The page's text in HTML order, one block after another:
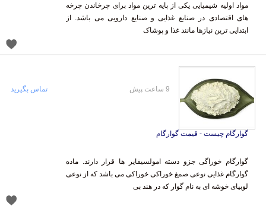
مواد اولیه شیمیایی یکی از پایه ترین مواد برای چرخاندن چرخه
های اقتصادی در صنایع غذایی و صنایع دارویی می باشد. از
ابتدایی ترین نیازها مانند غذا و پوشاک
گوارگام چیست - قیمت گوارگام
گوارگام خوراگی جزو دسته امولسیفایر ها قرار دارند. ماده
گوارگام غذایی نوعی صمغ خوراکی خوراکی می باشد که از نوعی
لوبیای خوشه ای به نام گوار که در هند بی
تماس بگیرید